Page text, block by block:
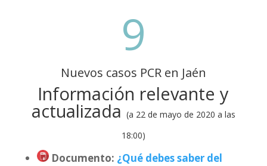
9
Nuevos casos PCR en Jaén
Información relevante y
actualizada (a 22 de mayo de 2020 a las
18:00)
Documento: ¿Qué debes saber del